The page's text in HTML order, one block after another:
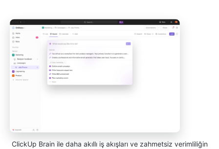
ClickUp Brain ile daha akıllı iş akışları ve zahmetsiz verimliliğin